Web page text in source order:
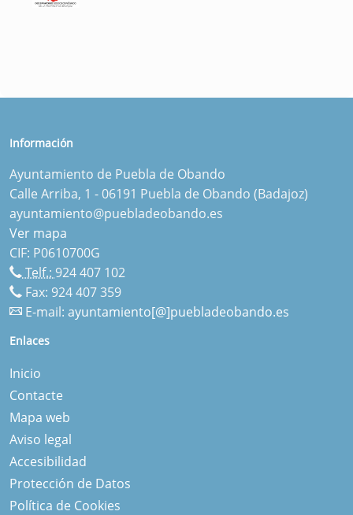
Información
Ayuntamiento de Puebla de Obando
Calle Arriba, 1 - 06191 Puebla de Obando (Badajoz)
ayuntamiento@puebladeobando.es
Ver mapa
CIF: P0610700G
Telf.:924 407 102
Fax: 924 407 359
E-mail: ayuntamiento[@]puebladeobando.es
Enlaces
Inicio
Contacte
Mapa web
Aviso legal
Accesibilidad
Protección de Datos
Política de Cookies